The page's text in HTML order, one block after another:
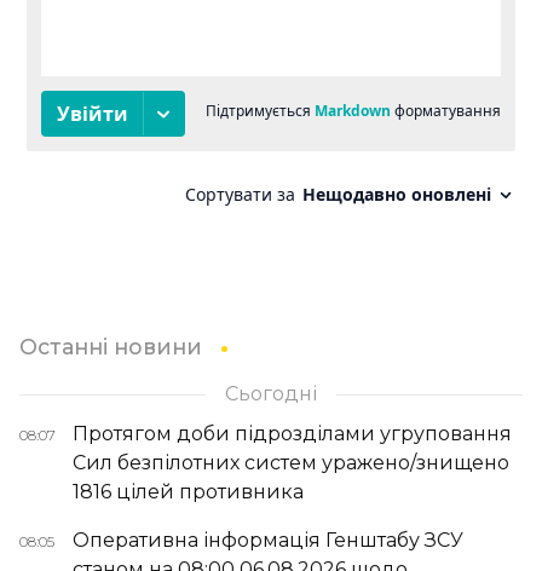
Останні новини
Сьогодні
08:07
Протягом доби підрозділами угруповання
Сил безпілотних систем уражено/знищено
1816 цілей противника
08:05
Оперативна інформація Генштабу ЗСУ